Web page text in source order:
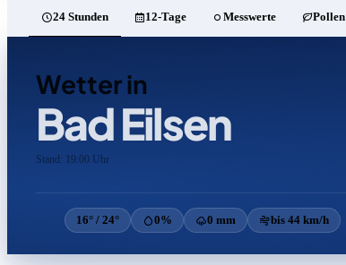
24 Stunden 12-Tage Messwerte Pollen
Wetter in
Bad Eilsen
Stand: 19:00 Uhr
16° / 24° 0% 0 mm bis 44 km/h